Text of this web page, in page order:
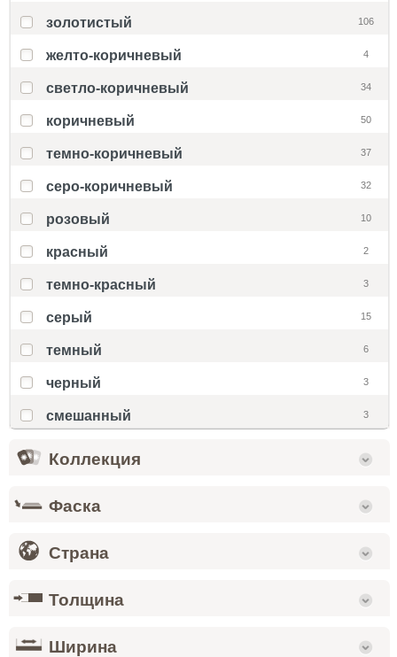
золотистый 106
желто-коричневый 4
светло-коричневый 34
коричневый 50
темно-коричневый 37
серо-коричневый 32
розовый 10
красный 2
темно-красный 3
серый 15
темный 6
черный 3
смешанный 3
Коллекция
Фаска
Страна
Толщина
Ширина